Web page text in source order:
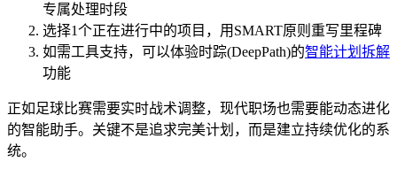
专属处理时段
选择1个正在进行中的项目，用SMART原则重写里程碑
如需工具支持，可以体验时踪(DeepPath)的智能计划拆解
功能
正如足球比赛需要实时战术调整，现代职场也需要能动态进化
的智能助手。关键不是追求完美计划，而是建立持续优化的系
统。